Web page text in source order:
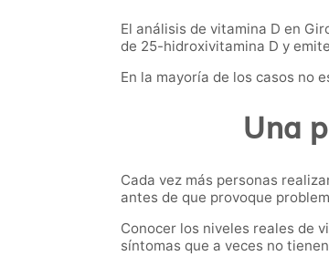
El análisis de vitamina D en
de 25-hidroxivitamina D y
En la mayoría de los casos no
Una
Cada vez más personas
antes de que provoque
Conocer los niveles reales de
síntomas que a veces no